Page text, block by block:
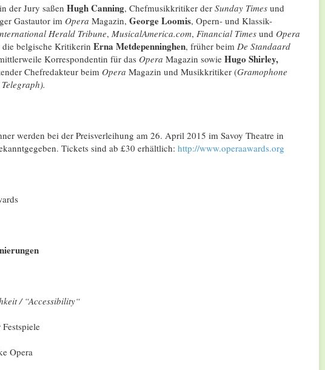
der Jury saßen Hugh Canning, Chefmusikkritiker der Sunday Timesund
Gastautor im Opera Magazin, George Loomis, Opern- und Klassik-
Herald Tribune, MusicalAmerica.com, Financial Timesund Opera
die belgische Kritikerin Erna Metdepenninghen, früher beim De Standaard
Korrespondentin für das Opera Magazin sowie Hugo Shirley,
Chefredakteur beim Opera Magazin und Musikkritiker (Gramophone
werden bei der Preisverleihung am 26. April 2015 im Savoy Theatre in
Tickets sind ab £30 erhältlich: http://www.operaawards.org
/ “Accessibility“
Opera